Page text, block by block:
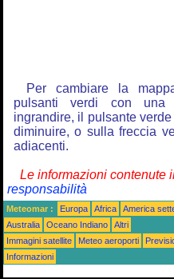
Per cambiare la
pulsanti verdi con
ingrandire, il pulsante
diminuire, o sulla freccia
adiacenti.
Le informazioni contenute
responsabilità
Meteomar : Europa Africa America
Australia
Oceano Indiano
Altri
Immagini satellite
Meteo aeroporti
Informazioni